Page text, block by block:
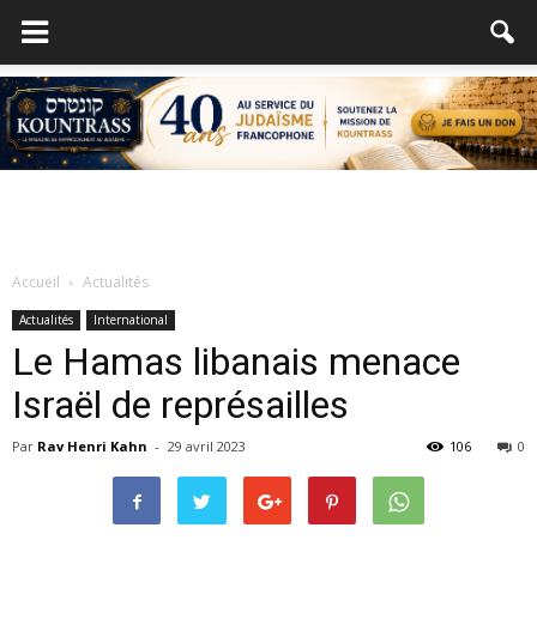
Accueil Actualités
Actualités International
Le Hamas libanais menace
Israël de représailles
Par Rav Henri Kahn - 29 avril 2023 0
106